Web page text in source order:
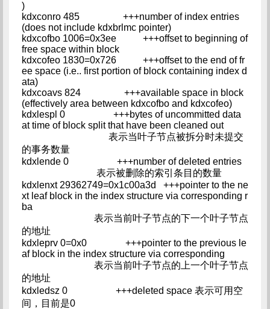
)
kdxconro 485 +++number of index entries
(does not include kdxbrlmc pointer)
kdxcofbo 1006=0x3ee +++offset to beginning of
free space within block
kdxcofeo 1830=0x726 +++offset to the end of fr
ee space (i.e.. first portion of block containing index d
ata)
kdxcoavs 824 +++available space in block
(effectively area between kdxcofbo and kdxcofeo)
kdxlespl 0 +++bytes of uncommitted data
at time of block split that have been cleaned out
表示当叶子节点被拆分时未提交
的事务数量
kdxlende 0 +++number of deleted entries
表示被删除的索引条目的数量
kdxlenxt 29362749=0x1c00a3d +++pointer to the ne
xt leaf block in the index structure via corresponding r
ba
表示当前叶子节点的下一个叶子节点
的地址
kdxleprv 0=0x0 +++pointer to the previous le
af block in the index structure via corresponding
表示当前叶子节点的上一个叶子节点
的地址
kdxledsz 0 +++deleted space 表示可用空
间，目前是0